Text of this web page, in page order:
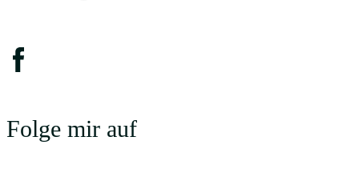
Folge mir auf